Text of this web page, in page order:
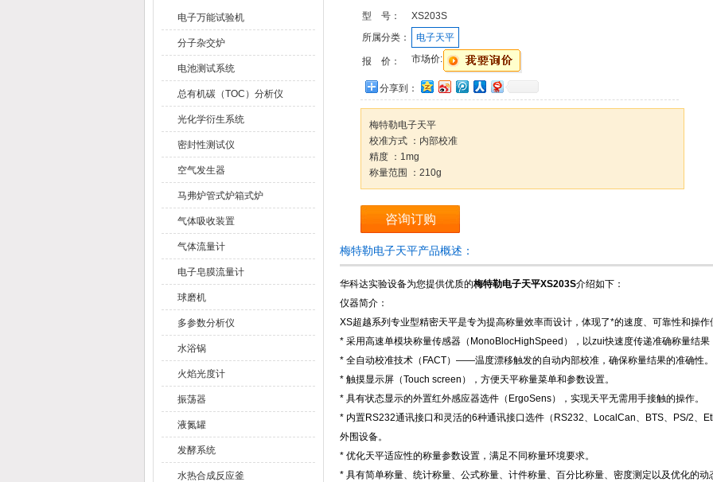
电子万能试验机
分子杂交炉
电池测试系统
总有机碳（TOC）分析仪
光化学衍生系统
密封性测试仪
空气发生器
马弗炉管式炉箱式炉
气体吸收装置
气体流量计
电子皂膜流量计
球磨机
多参数分析仪
水浴锅
火焰光度计
振荡器
液氮罐
发酵系统
水热合成反应釜
型 号：
XS203S
所属分类：
电子天平
报 价： 市场价:
分享到：
梅特勒电子天平
校准方式 ：内部校准
精度 ：1mg
称量范围 ：210g
咨询订购
梅特勒电子天平产品概述：
华科达实验设备为您提供优质的梅特勒电子天平XS203S介绍如下：
仪器简介：
XS超越系列专业型精密天平是专为提高称量效率而设计，体现了*的速度、可靠性和操作
* 采用高速单模块称量传感器（MonoBlocHighSpeed），以zui快速度传递准确称量结果
* 全自动校准技术（FACT）——温度漂移触发的自动内部校准，确保称量结果的准确性。
* 触摸显示屏（Touch screen），方便天平称量菜单和参数设置。
* 具有状态显示的外置红外感应器选件（ErgoSens），实现天平无需用手接触的操作。
* 内置RS232通讯接口和灵活的6种通讯接口选件（RS232、LocalCan、BTS、PS/2、
外围设备。
* 优化天平适应性的称量参数设置，满足不同称量环境要求。
* 具有简单称量、统计称量、公式称量、计件称量、百分比称量、密度测定以及优化的动